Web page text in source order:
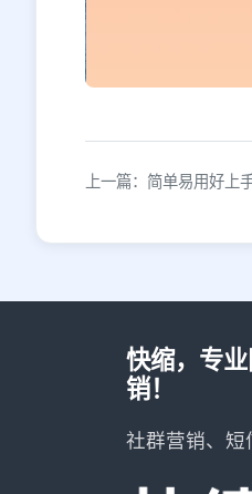
上一篇：简单易用好上
快缩，专
销！
社群营销、短